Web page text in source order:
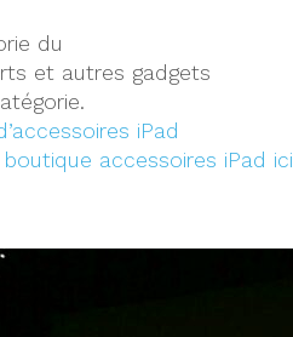
du
et autres gadgets
iPad
accessoires iPad ici